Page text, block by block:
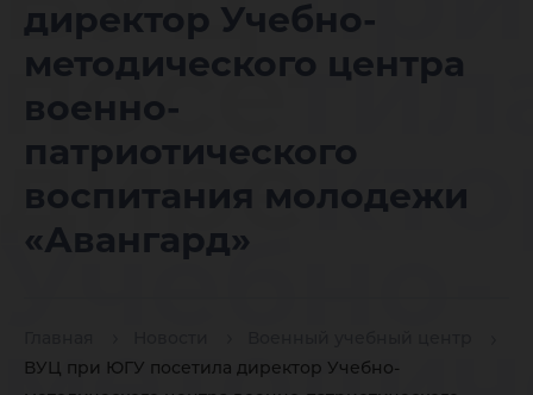
директор Учебно-
методического центра
военно-
патриотического
воспитания молодежи
«Авангард»
ВУЦ при ЮГУ посетила директор Учебно-
Учебно-